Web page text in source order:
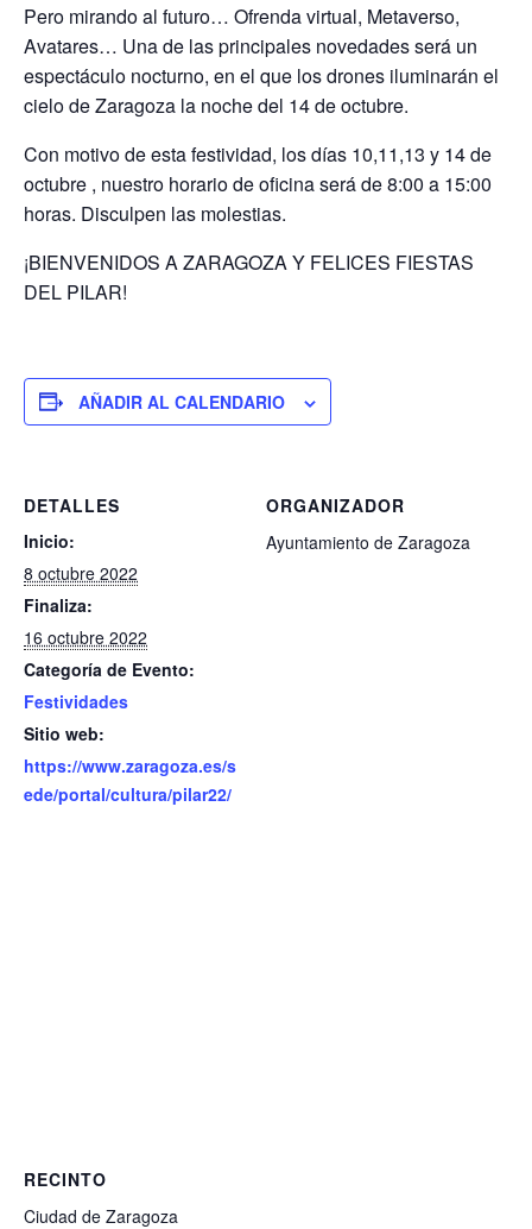
Pero mirando al futuro… Ofrenda virtual, Metaverso,
Avatares… Una de las principales novedades será un
espectáculo nocturno, en el que los drones iluminarán el
cielo de Zaragoza la noche del 14 de octubre.
Con motivo de esta festividad, los días 10,11,13 y 14 de
octubre , nuestro horario de oficina será de 8:00 a 15:00
horas. Disculpen las molestias.
¡BIENVENIDOS A ZARAGOZA Y FELICES FIESTAS
DEL PILAR!
AÑADIR AL CALENDARIO
DETALLES
Inicio:
8 octubre 2022
Finaliza:
16 octubre 2022
Categoría de Evento:
Festividades
Sitio web:
https://www.zaragoza.es/s
ede/portal/cultura/pilar22/
ORGANIZADOR
Ayuntamiento de Zaragoza
RECINTO
Ciudad de Zaragoza